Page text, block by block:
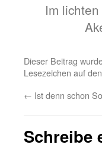
Im
Dieser Beitrag
Lesezeichen auf den
← Ist denn schon
Schreibe